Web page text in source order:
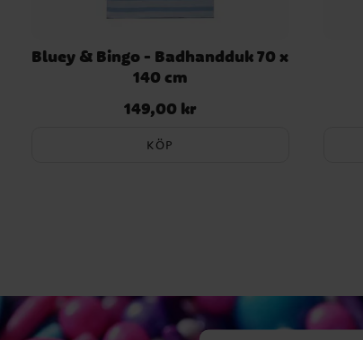
Bluey & Bingo - Badhandduk 70 x
140 cm
Pris:149,00 kr
149,00 kr
KÖP